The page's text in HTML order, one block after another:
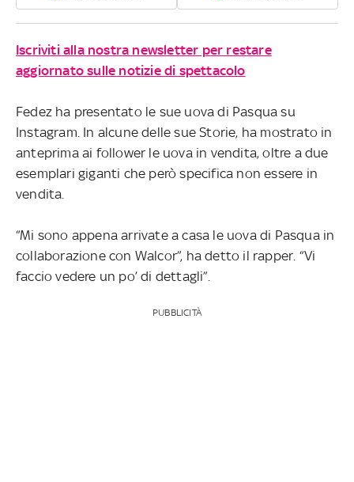
Iscriviti alla nostra newsletter per restare
aggiornato sulle notizie di spettacolo
Fedez ha presentato le sue uova di Pasqua su
Instagram. In alcune delle sue Storie, ha mostrato in
anteprima ai follower le uova in vendita, oltre a due
esemplari giganti che però specifica non essere in
vendita.
“Mi sono appena arrivate a casa le uova di Pasqua in
collaborazione con Walcor”, ha detto il rapper. “Vi
faccio vedere un po’ di dettagli”.
PUBBLICITÀ